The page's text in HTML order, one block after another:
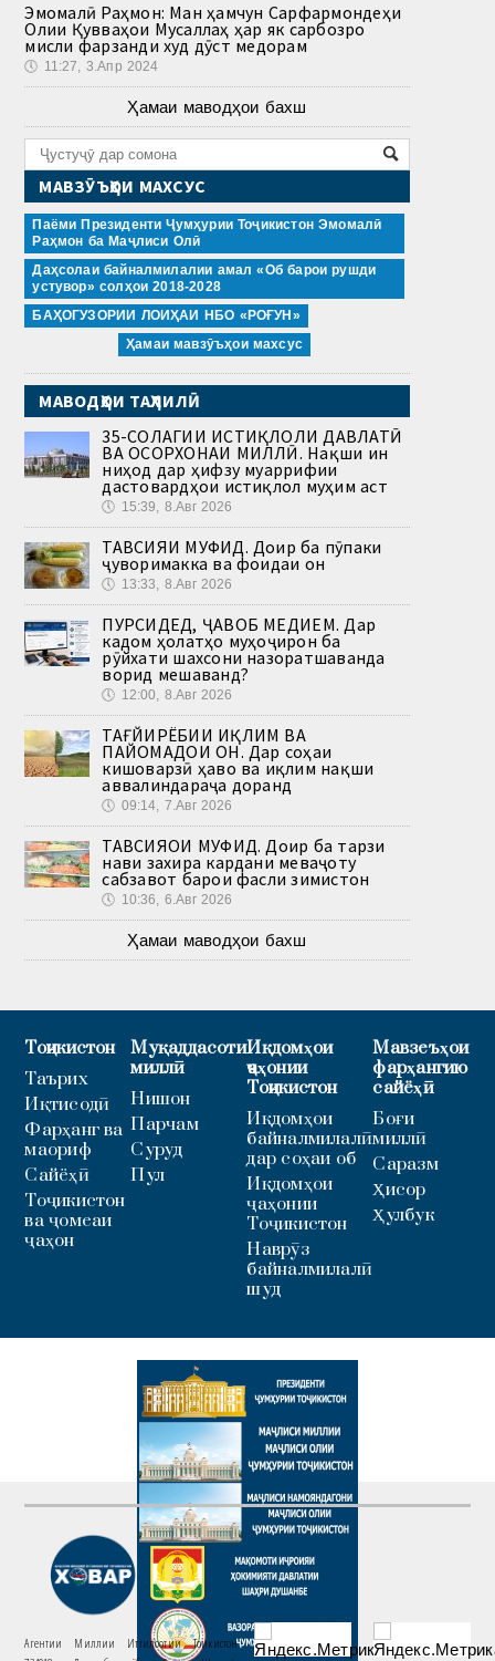
Эмомалӣ Раҳмон: Ман ҳамчун Сарфармондеҳи
Олии Қувваҳои Мусаллаҳ ҳар як сарбозро
мисли фарзанди худ дӯст медорам
🕔 11:27, 3.Апр 2024
Ҳамаи маводҳои бахш
МАВЗӮЪҲОИ МАХСУС
Паёми Президенти Ҷумҳурии Тоҷикистон Эмомалӣ
Раҳмон ба Маҷлиси Олӣ
Даҳсолаи байналмилалии амал «Об барои рушди
устувор» солҳои 2018-2028
БАҲОГУЗОРИИ ЛОИҲАИ НБО «РОҒУН»
Ҳамаи мавзӯъҳои махсус
МАВОДҲОИ ТАҲЛИЛӢ
35-СОЛАГИИ ИСТИҚЛОЛИ ДАВЛАТӢ
ВА ОСОРХОНАИ МИЛЛӢ. Нақши ин
ниҳод дар ҳифзу муаррифии
дастовардҳои истиқлол муҳим аст
🕔 15:39, 8.Авг 2026
ТАВСИЯИ МУФИД. Доир ба пӯпаки
ҷуворимакка ва фоидаи он
🕔 13:33, 8.Авг 2026
ПУРСИДЕД, ҶАВОБ МЕДИҲЕМ. Дар
кадом ҳолатҳо муҳоҷирон ба
рӯйхати шахсони назоратшаванда
ворид мешаванд?
🕔 12:00, 8.Авг 2026
ТАҒЙИРЁБИИ ИҚЛИМ ВА
ПАЙОМАДҲОИ ОН. Дар соҳаи
кишоварзӣ ҳаво ва иқлим нақши
аввалиндараҷа доранд
🕔 09:14, 7.Авг 2026
ТАВСИЯҲОИ МУФИД. Доир ба тарзи
нави захира кардани меваҷоту
сабзавот барои фасли зимистон
🕔 10:36, 6.Авг 2026
Ҳамаи маводҳои бахш
Тоҷикистон
Таърих
Иқтисодӣ
Фарҳанг ва
маориф
Сайёҳӣ
Тоҷикистон
ва ҷомеаи
ҷаҳон
Муқаддасоти
миллӣ
Нишон
Парчам
Суруд
Пул
Иқдомҳои
ҷаҳонии
Тоҷикистон
Иқдомҳои
байналмилалӣ
дар соҳаи об
Иқдомҳои
ҷаҳонии
Тоҷикистон
Наврӯз
байналмилалӣ
шуд
Мавзеъҳои
фарҳангию
сайёҳӣ
Боғи
миллӣ
Саразм
Ҳисор
Ҳулбук
Агентии Миллии Иттилоотии Тоҷикистон